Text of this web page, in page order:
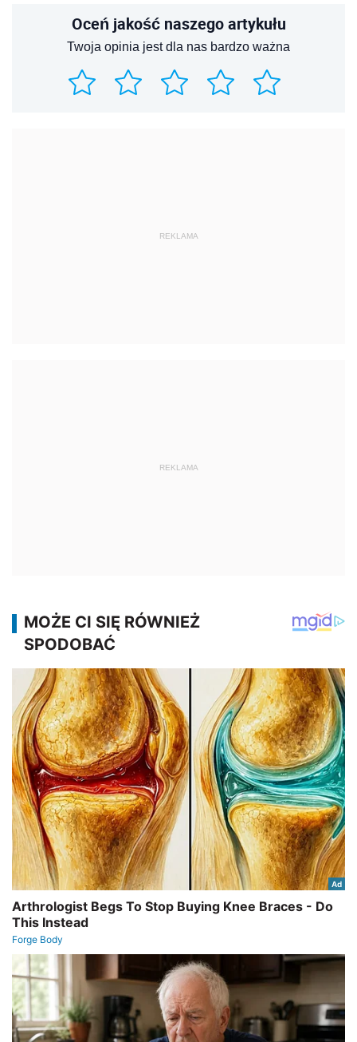
Oceń jakość naszego artykułu
Twoja opinia jest dla nas bardzo ważna
REKLAMA
REKLAMA